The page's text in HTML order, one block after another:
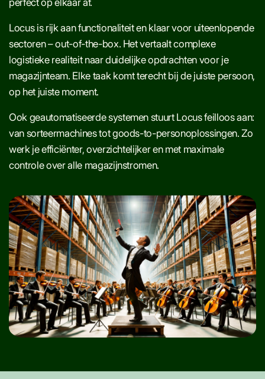
Locus is rijk aan functionaliteit en klaar voor uiteenlopende
sectoren – out-of-the-box. Het vertaalt complexe
logistieke realiteit naar duidelijke opdrachten voor je
magazijnteam. Elke taak komt terecht bij de juiste persoon,
op het juiste moment.
Ook geautomatiseerde systemen stuurt Locus feilloos aan:
van sorteermachines tot goods-to-personoplossingen. Zo
werk je efficiënter, overzichtelijker en met maximale
controle over alle magazijnstromen.